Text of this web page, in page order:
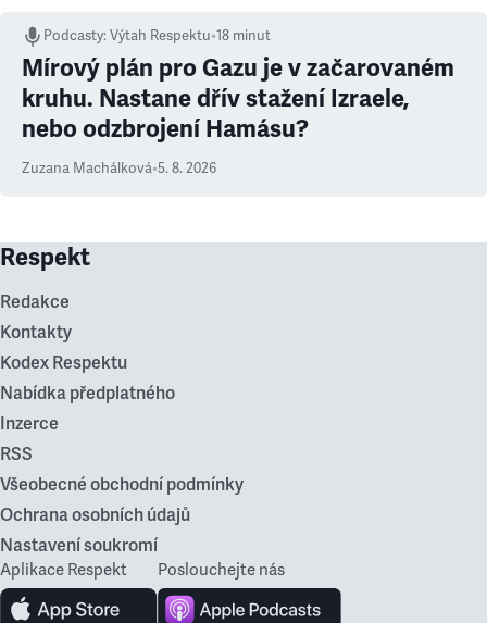
Podcasty:Výtah Respektu•18 minut
Mírový plán pro Gazu je v začarovaném
kruhu. Nastane dřív stažení Izraele,
nebo odzbrojení Hamásu?
Zuzana Machálková•5. 8. 2026
Respekt
Redakce
Kontakty
Kodex Respektu
Nabídka předplatného
Inzerce
RSS
Všeobecné obchodní podmínky
Ochrana osobních údajů
Nastavení soukromí
Aplikace Respekt Poslouchejte nás